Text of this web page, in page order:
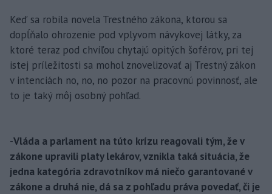
Keď sa robila novela Trestného zákona, ktorou sa
dopĺňalo ohrozenie pod vplyvom návykovej látky, za
ktoré teraz pod chvíľou chytajú opitých šoférov, pri tej
istej príležitosti sa mohol znovelizovať aj Trestný zákon
v intenciách no, no, no pozor na pracovnú povinnosť, ale
to je taký môj osobný pohľad.
-Vláda a parlament na túto krízu reagovali tým, že v
zákone upravili platy lekárov, vznikla taká situácia, že
jedna kategória zdravotníkov má niečo garantované v
zákone a druhá nie, dá sa z pohľadu práva povedať, či je